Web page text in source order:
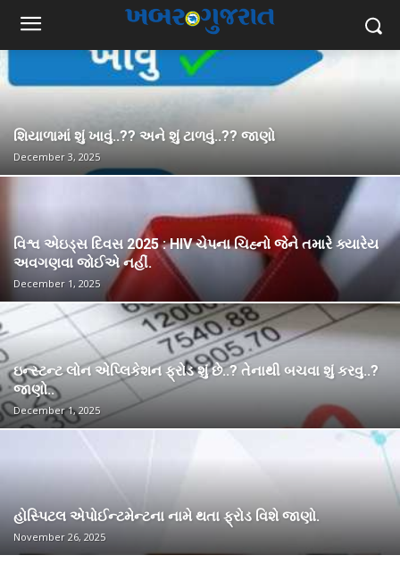
શિયાળામાં શું ખાવું..?? અને શું ટાળવું..?? જાણો
December 3, 2025
વિશ્વ એઇડ્સ દિવસ 2025 : HIV ચેપના ચિહ્નો જેને તમારે ક્યારેય
અવગણવા જોઈએ નહીં.
December 1, 2025
ઇન્સ્ટન્ટ લોન એપ્લિકેશન ફ્રોડ શું છે..? તેનાથી બચવા શું કરવુ..?
જાણો..
December 1, 2025
હોસ્પિટલ એપોઈન્ટમેન્ટના નામે થતા ફ્રોડ વિશે જાણો.
November 26, 2025